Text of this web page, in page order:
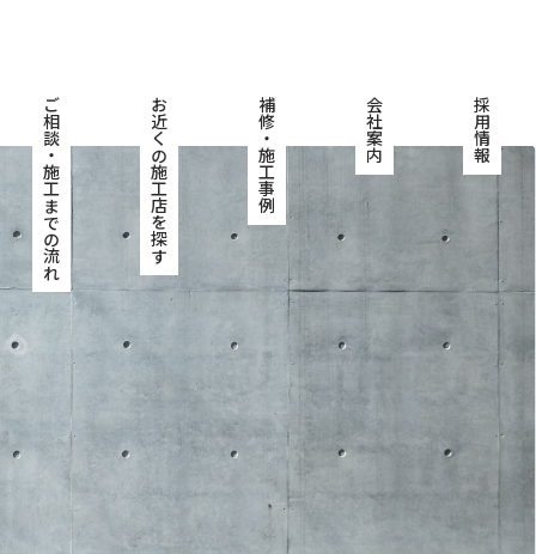
ご相談・施工までの流れ お近くの施工店を探す 補修・施工事例 会社案内 採用情報